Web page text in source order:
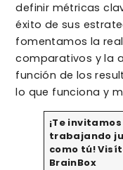
definir métricas
éxito de sus
fomentamos la
comparativos y la
función de los
lo que funciona y
¡Te
trabajando
como tú!
BrainBox